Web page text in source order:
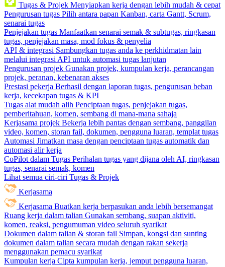
Tugas & Projek Menyiapkan kerja dengan lebih mudah & cepat
Pengurusan tugas Pilih antara papan Kanban, carta Gantt, Scrum,
senarai tugas
Penjejakan tugas Manfaatkan senarai semak & subtugas, ringkasan
tugas, penjejakan masa, mod fokus & penyelia
API & integrasi Sambungkan tugas anda ke perkhidmatan lain
melalui integrasi API untuk automasi tugas lanjutan
Pengurusan projek Gunakan projek, kumpulan kerja, perancangan
projek, peranan, kebenaran akses
Prestasi pekerja Berhasil dengan laporan tugas, pengurusan beban
kerja, kecekapan tugas & KPI
Tugas alat mudah alih Penciptaan tugas, penjejakan tugas,
pemberitahuan, komen, sembang di mana-mana sahaja
Kerjasama projek Bekerja lebih pantas dengan sembang, panggilan
video, komen, storan fail, dokumen, pengguna luaran, templat tugas
Automasi Jimatkan masa dengan penciptaan tugas automatik dan
automasi alir kerja
CoPilot dalam Tugas Perihalan tugas yang dijana oleh AI, ringkasan
tugas, senarai semak, komen
Lihat semua ciri-ciri Tugas & Projek
Kerjasama
Kerjasama Buatkan kerja berpasukan anda lebih bersemangat
Ruang kerja dalam talian Gunakan sembang, suapan aktiviti,
komen, reaksi, pengumuman video seluruh syarikat
Dokumen dalam talian & storan fail Simpan, kongsi dan sunting
dokumen dalam talian secara mudah dengan rakan sekerja
menggunakan pemacu syarikat
Kumpulan kerja Cipta kumpulan kerja, jemput pengguna luaran,